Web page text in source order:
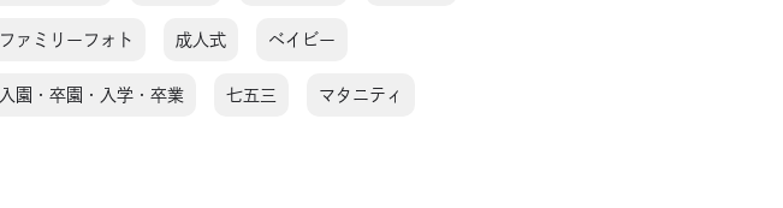
ファミリーフォト 成人式 ベイビー
入園・卒園・入学・卒業 七五三 マタニティ